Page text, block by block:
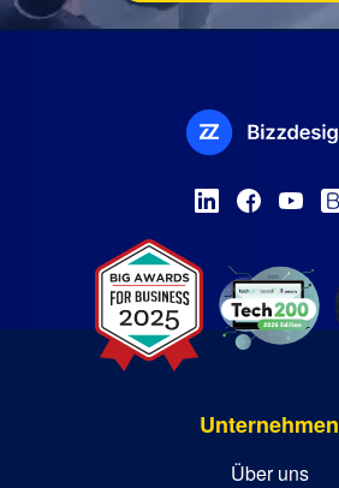
Unternehmen
Über uns